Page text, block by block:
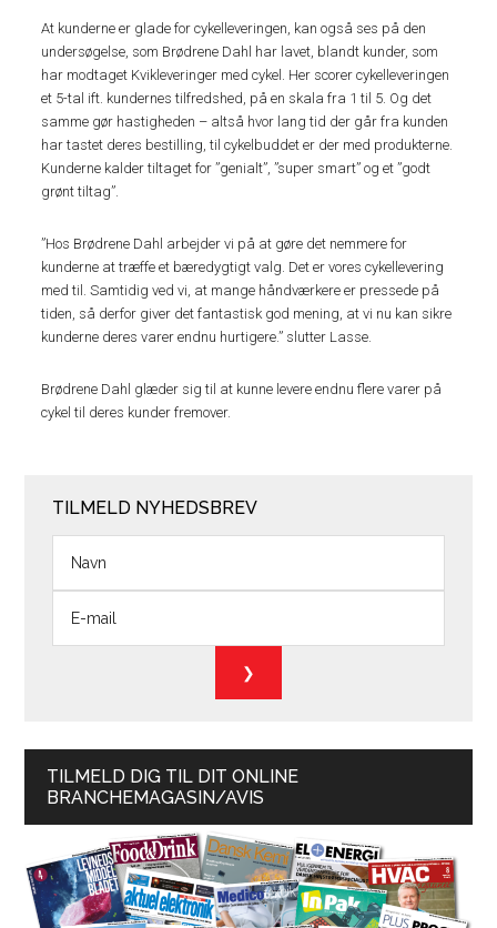
At kunderne er glade for cykelleveringen, kan også ses på den
undersøgelse, som Brødrene Dahl har lavet, blandt kunder, som
har modtaget Kvikleveringer med cykel. Her scorer cykelleveringen
et 5-tal ift. kundernes tilfredshed, på en skala fra 1 til 5. Og det
samme gør hastigheden – altså hvor lang tid der går fra kunden
har tastet deres bestilling, til cykelbuddet er der med produkterne.
Kunderne kalder tiltaget for ”genialt”, ”super smart” og et ”godt
grønt tiltag”.
”Hos Brødrene Dahl arbejder vi på at gøre det nemmere for
kunderne at træffe et bæredygtigt valg. Det er vores cykellevering
med til. Samtidig ved vi, at mange håndværkere er pressede på
tiden, så derfor giver det fantastisk god mening, at vi nu kan sikre
kunderne deres varer endnu hurtigere.” slutter Lasse.
Brødrene Dahl glæder sig til at kunne levere endnu flere varer på
cykel til deres kunder fremover.
TILMELD NYHEDSBREV
TILMELD DIG TIL DIT ONLINE
BRANCHEMAGASIN/AVIS